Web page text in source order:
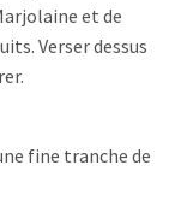
et de
. Verser dessus
fine tranche de